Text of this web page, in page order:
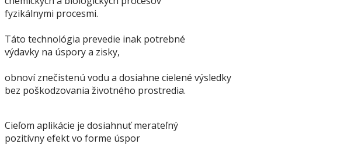
fyzikálnymi procesmi.
Táto technológia prevedie inak potrebné
výdavky na úspory a zisky,
obnoví znečistenú vodu a dosiahne cielené výsledky
bez poškodzovania životného prostredia.
Cieľom aplikácie je dosiahnuť merateľný
pozitívny efekt vo forme úspor